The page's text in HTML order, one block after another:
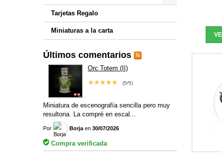
Tarjetas Regalo
Miniaturas a la carta
Últimos comentarios
Orc Totem (II)
(5/5)
★★★★★
Miniatura de escenografía sencilla pero muy
resultona. La compré en escal...
Por Borja en 30/07/2026
Compra verificada